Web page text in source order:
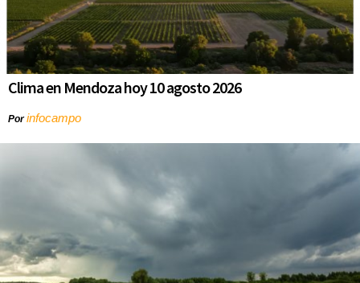
Clima en Mendoza hoy 10 agosto 2026
Porinfocampo